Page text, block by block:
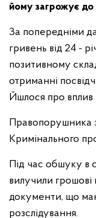
йому загрожує до
За попередніми
гривень від 24 -
позитивному
отриманні
Йшлося про вплив
Правопорушника
Кримінального
Під час обшуку в
вилучили
документи, що
розслідування.